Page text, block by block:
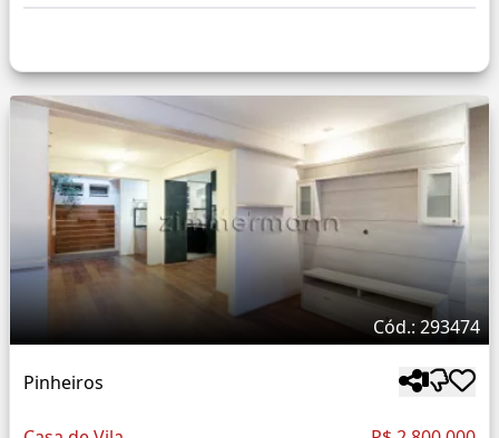
Cód.: 293474
Pinheiros